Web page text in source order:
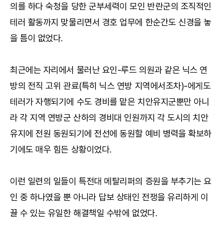
의를 하다 숙청을 당한 군부세력이 모인 반란군의 조직적인
테러 활동까지 맞물리면서 경호 업무에 한순간도 신경을 놓
을 틈이 없었다.
최근에는 자리에서 물러난 요인-루드 의원과 같은 닉스 연
방의 전직 고위 관료(특히 닉스 연방 지역에서조차)-에게도
테러가 자행되기에 수도 경비를 맡은 치안유지군뿐만 아니
라 각 지역 연방군 산하의 경비대 인원까지 각 도시의 치안
유지에 전원 동원되기에 전선에 동원할 예비 병력을 확보하
기에도 매우 힘든 상황이었다.
이런 일련의 일들이 특전대 메탈리퍼의 증원을 부추기는 요
인 중 하나였을 뿐 아니라 답보 상태인 전쟁을 유리하게 이
끌 수 있는 유일한 해결책일 수밖에 없었다.